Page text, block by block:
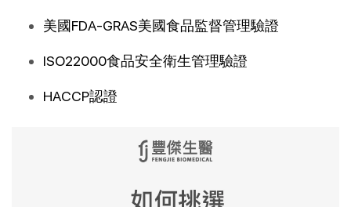
美國FDA-GRAS美國食品監督管理驗證
ISO22000食品安全衛生管理驗證
HACCP認證